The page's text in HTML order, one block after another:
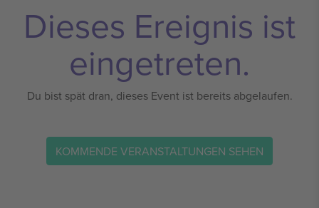
Dieses Ereignis ist
eingetreten.
Du bist spät dran, dieses Event ist bereits abgelaufen.
KOMMENDE VERANSTALTUNGEN SEHEN